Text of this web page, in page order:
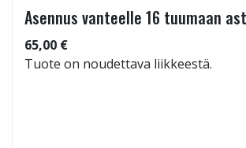
Asennus vanteelle 16 tuumaan
65,00 €
Tuote on noudettava liikkeestä.